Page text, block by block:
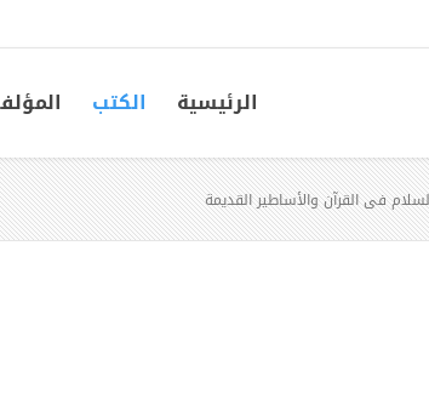
الرئيسية الكتب
فى القرآن والأساطير القديمة